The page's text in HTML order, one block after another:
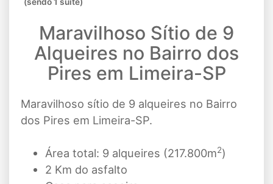
Maravilhoso Sítio de 9
Alqueires no Bairro dos
Pires em Limeira-SP
Maravilhoso sítio de 9 alqueires no Bairro
dos Pires em Limeira-SP.
Área total: 9 alqueires (217.800m2)
2 Km do asfalto